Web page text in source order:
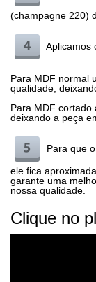
(champagne 220)
Aplicamos
Para MDF normal
qualidade,
Para MDF cortado
deixando a peça
Para que
ele fica
garante uma
nossa qualidade.
Clique no